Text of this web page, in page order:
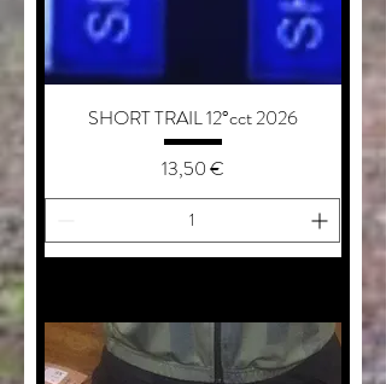
SHORT TRAIL 12°cct 2026
Prezzo
13,50 €